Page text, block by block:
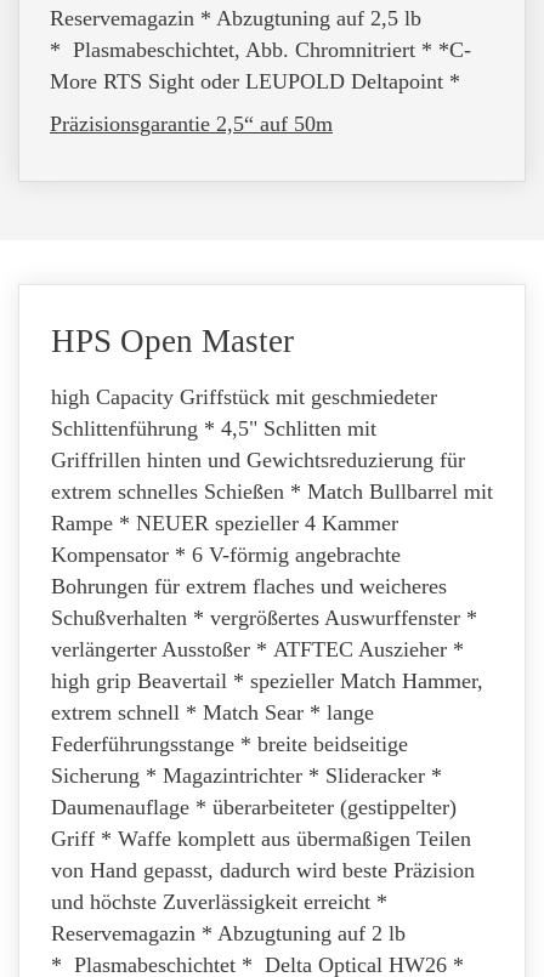
Reservemagazin * Abzugtuning auf 2,5 lb
* Plasmabeschichtet, Abb. Chromnitriert * *C-
More RTS Sight oder LEUPOLD Deltapoint *
Präzisionsgarantie 2,5“ auf 50m
HPS Open Master
high Capacity Griffstück mit geschmiedeter
Schlittenführung * 4,5" Schlitten mit
Griffrillen hinten und Gewichtsreduzierung für
extrem schnelles Schießen * Match Bullbarrel mit
Rampe * NEUER spezieller 4 Kammer
Kompensator * 6 V-förmig angebrachte
Bohrungen für extrem flaches und weicheres
Schußverhalten * vergrößertes Auswurffenster *
verlängerter Ausstoßer * ATFTEC Auszieher *
high grip Beavertail * spezieller Match Hammer,
extrem schnell * Match Sear * lange
Federführungsstange * breite beidseitige
Sicherung * Magazintrichter * Slideracker *
Daumenauflage * überarbeiteter (gestippelter)
Griff * Waffe komplett aus übermaßigen Teilen
von Hand gepasst, dadurch wird beste Präzision
und höchste Zuverlässigkeit erreicht *
Reservemagazin * Abzugtuning auf 2 lb
* Plasmabeschichtet * Delta Optical HW26 *